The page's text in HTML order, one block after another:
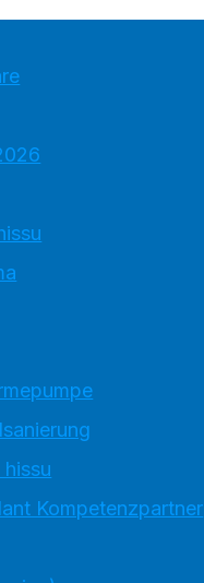
Kompetenzpartner